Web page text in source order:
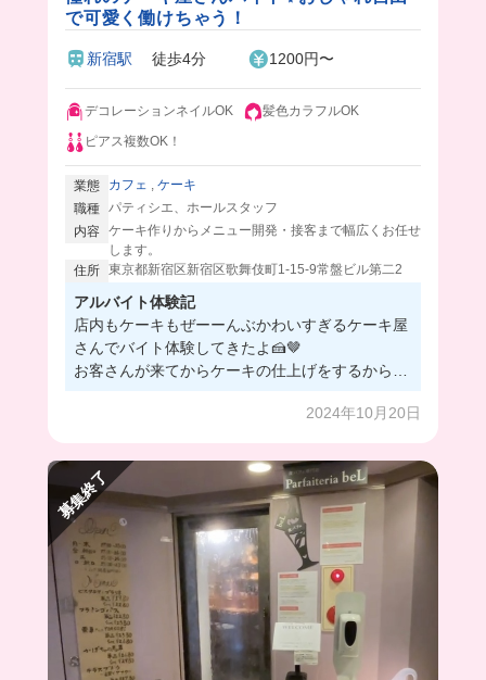
で可愛く働けちゃう！
新宿駅 徒歩4分 1200円〜
デコレーションネイルOK
髪色カラフルOK
ピアス複数OK！
業態 カフェ
ケーキ
職種
パティシエ、ホールスタッフ
内容 ケーキ作りからメニュー開発・接客まで幅広くお任せ
します。
住所 東京都新宿区新宿区歌舞伎町1-15-9常盤ビル第二2
アルバイト体験記
店内もケーキもぜーーんぶかわいすぎるケーキ屋
さんでバイト体験してきたよ🍰🤎
お客さんが来てからケーキの仕上げをするからバ
はしっかり練習できるし、先輩に教えてもらって
上の階も新しくオープンするみたいだから綺麗な
店内でかわいいものに囲まれて働けちゃう…🤤🎀
2024年10月20日
募集終了